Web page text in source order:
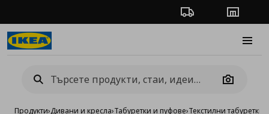
Проследяване на
Camera
Продукти›Дивани и кресла›Табуретки и пуфове›Текстилни табуретки